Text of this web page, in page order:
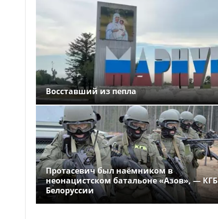
Восставший из пепла
Протасевич был наёмником в
неонацистском батальоне «Азов», — КГБ
Белоруссии